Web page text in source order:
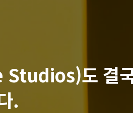
Studios)도 결
.